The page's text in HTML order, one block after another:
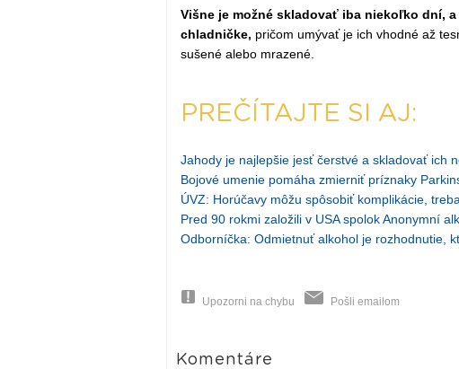
Višne je možné skladovať iba niekoľko dní,
chladničke, pričom umývať je ich vhodné až
sušené alebo mrazené.
PREČÍTAJTE SI AJ:
Jahody je najlepšie jesť čerstvé a skladovať ich
Bojové umenie pomáha zmierniť príznaky
ÚVZ: Horúčavy môžu spôsobiť komplikácie,
Pred 90 rokmi založili v USA spolok Anonymní
Odborníčka: Odmietnuť alkohol je rozhodnutie,
Upozorni na chybu Pošli emailom
Komentáre